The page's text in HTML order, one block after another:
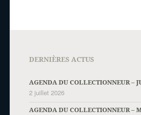
DERNIÈRES ACTUS
AGENDA DU COLLECTIONNEUR –
2 juillet 2026
AGENDA DU COLLECTIONNEUR –